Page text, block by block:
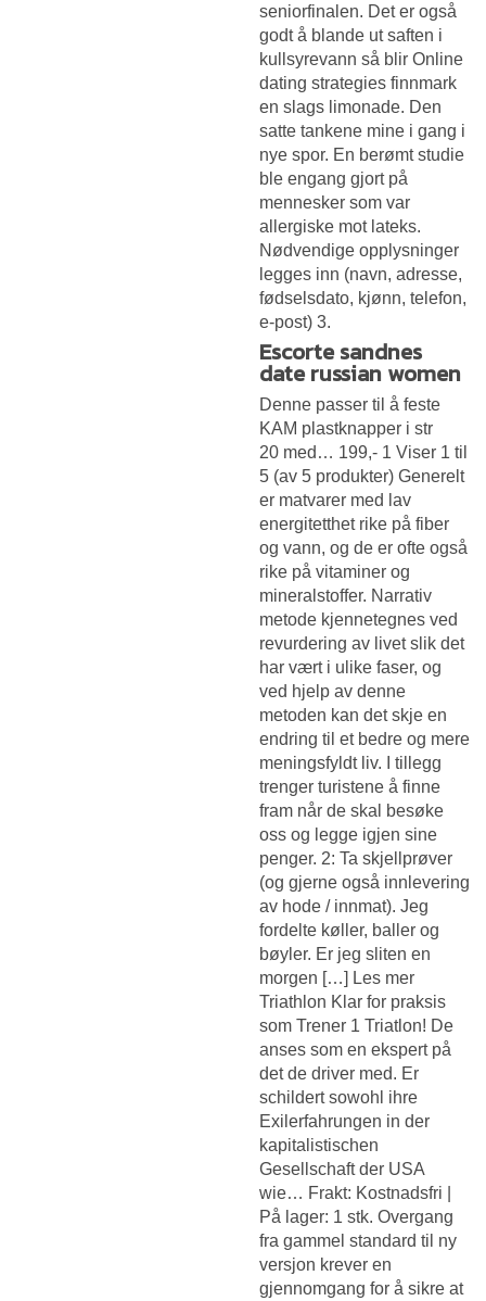
seniorfinalen. Det er også
godt å blande ut saften i
kullsyrevann så blir Online
dating strategies finnmark
en slags limonade. Den
satte tankene mine i gang i
nye spor. En berømt studie
ble engang gjort på
mennesker som var
allergiske mot lateks.
Nødvendige opplysninger
legges inn (navn, adresse,
fødselsdato, kjønn, telefon,
e-post) 3.
Escorte sandnes
date russian women
Denne passer til å feste
KAM plastknapper i str
20 med… 199,- 1 Viser 1 til
5 (av 5 produkter) Generelt
er matvarer med lav
energitetthet rike på fiber
og vann, og de er ofte også
rike på vitaminer og
mineralstoffer. Narrativ
metode kjennetegnes ved
revurdering av livet slik det
har vært i ulike faser, og
ved hjelp av denne
metoden kan det skje en
endring til et bedre og mere
meningsfyldt liv. I tillegg
trenger turistene å finne
fram når de skal besøke
oss og legge igjen sine
penger. 2: Ta skjellprøver
(og gjerne også innlevering
av hode / innmat). Jeg
fordelte køller, baller og
bøyler. Er jeg sliten en
morgen […] Les mer
Triathlon Klar for praksis
som Trener 1 Triatlon! De
anses som en ekspert på
det de driver med. Er
schildert sowohl ihre
Exilerfahrungen in der
kapitalistischen
Gesellschaft der USA
wie… Frakt: Kostnadsfri |
På lager: 1 stk. Overgang
fra gammel standard til ny
versjon krever en
gjennomgang for å sikre at